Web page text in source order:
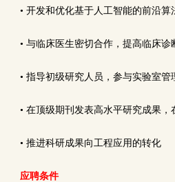
• 开发和优化基于人工智能的前沿算
• 与临床医生密切合作，提高临床
• 指导初级研究人员，参与实验室管
• 在顶级期刊发表高水平研究成果
• 推进科研成果向工程应用的转化
应聘条件